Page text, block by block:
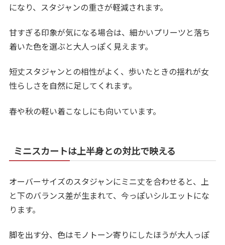
になり、スタジャンの重さが軽減されます。
甘すぎる印象が気になる場合は、細かいプリーツと落ち
着いた色を選ぶと大人っぽく見えます。
短丈スタジャンとの相性がよく、歩いたときの揺れが女
性らしさを自然に足してくれます。
春や秋の軽い着こなしにも向いています。
ミニスカートは上半身との対比で映える
オーバーサイズのスタジャンにミニ丈を合わせると、上
と下のバランス差が生まれて、今っぽいシルエットにな
ります。
脚を出す分、色はモノトーン寄りにしたほうが大人っぽ